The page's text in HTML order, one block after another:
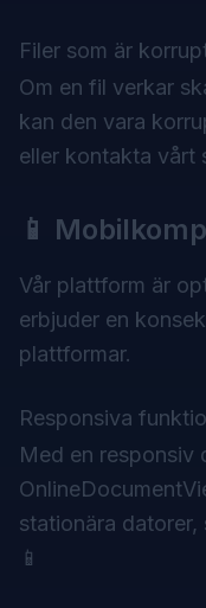
Filer som är
Om en fil verkar
kan den vara
eller kontakta vårt
📱
Vår plattform är
erbjuder en
plattformar.
Responsiva
Med en responsiv
stationära
📱